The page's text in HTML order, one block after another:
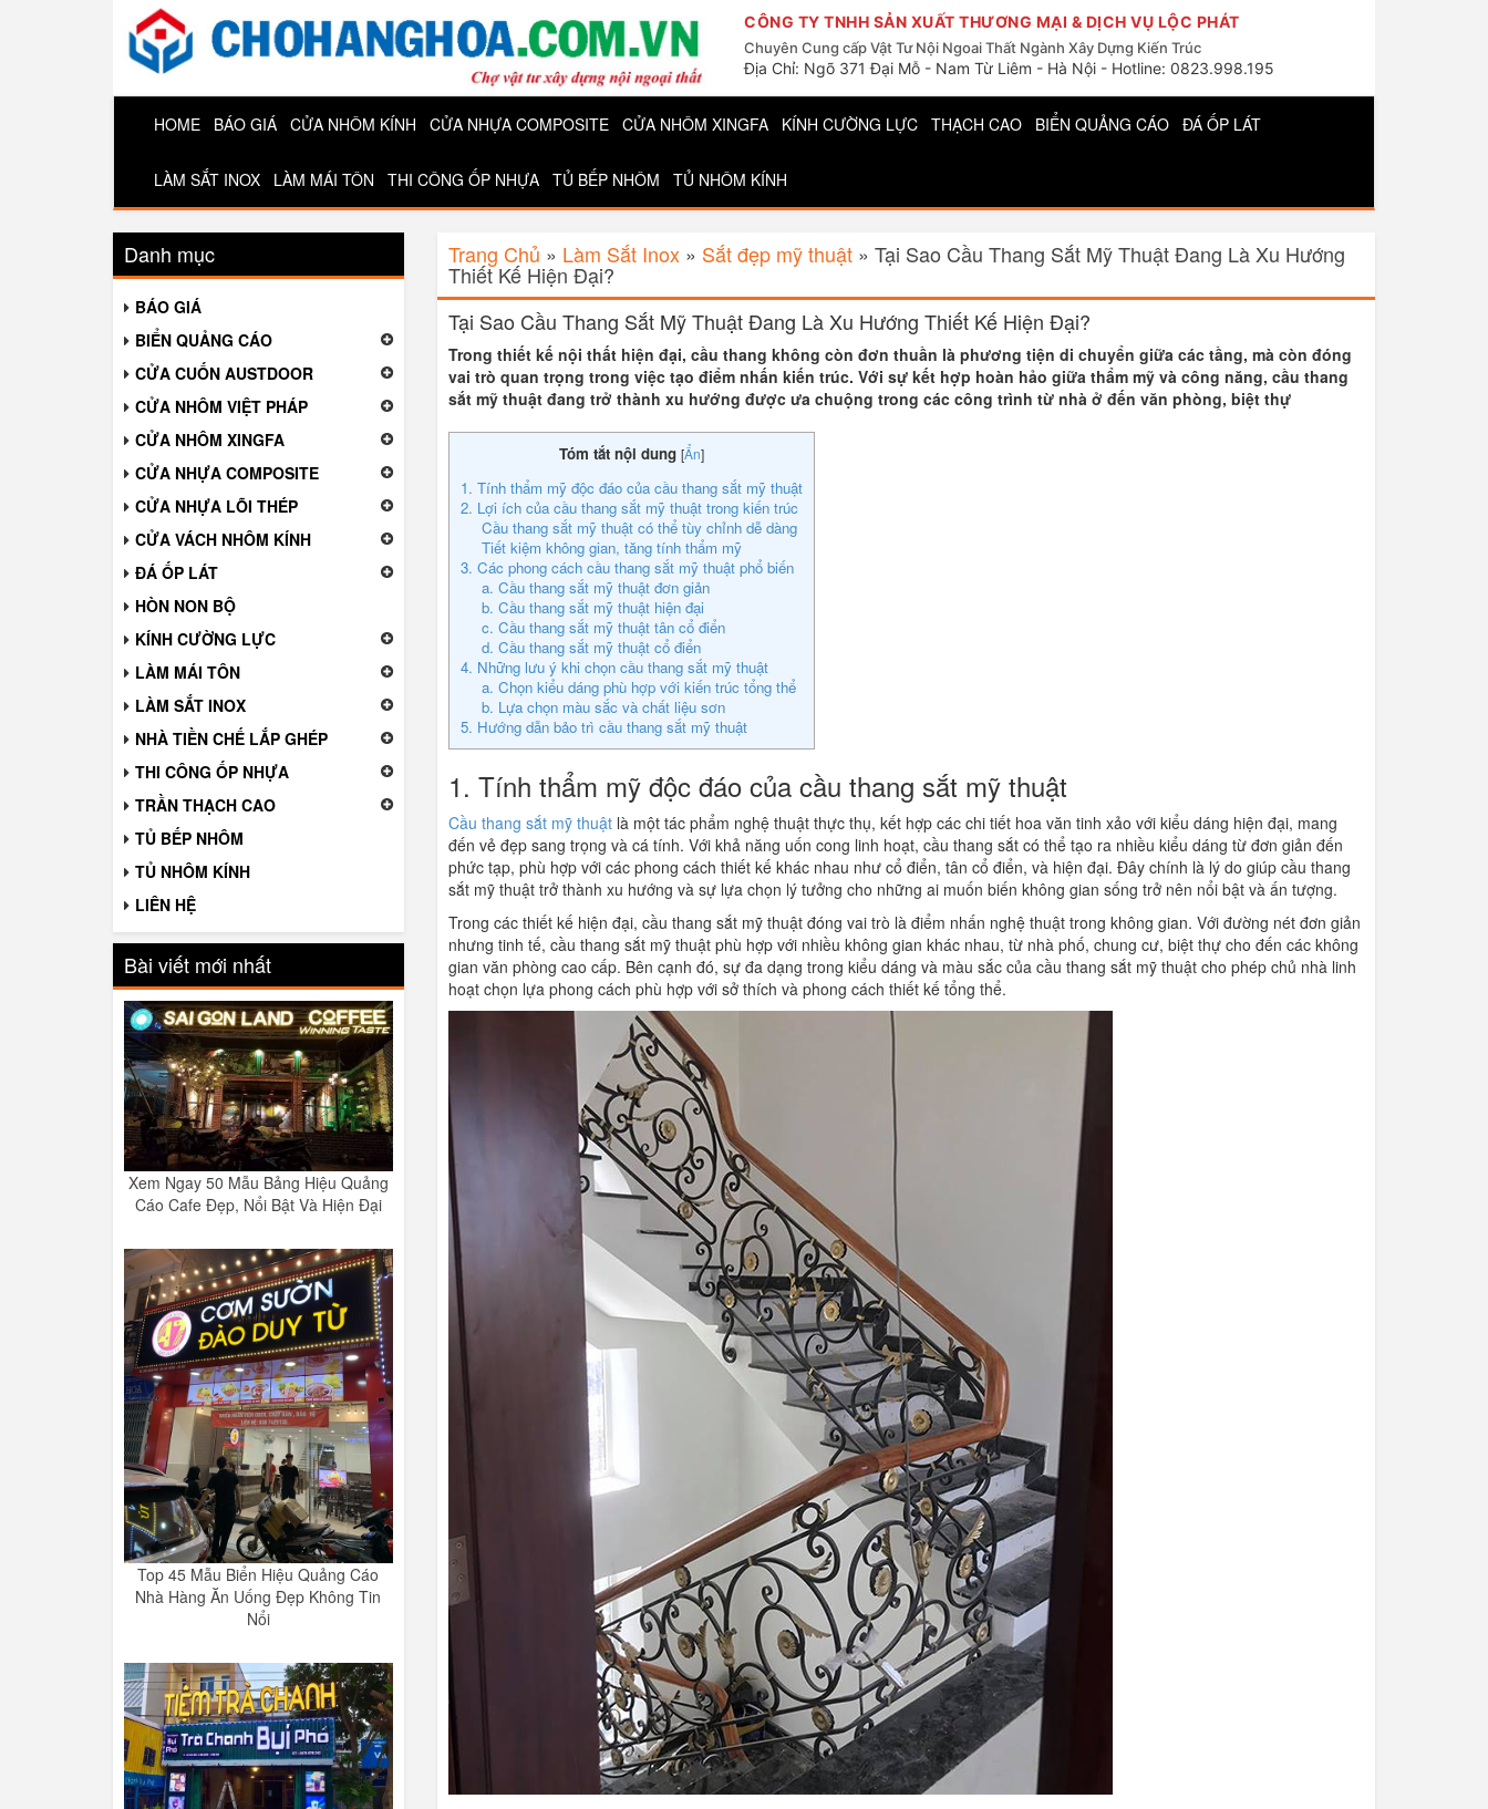
CÔNG TY TNHH SẢN XUẤT THƯƠNG MẠI & DỊCH VỤ LỘC PHÁT
Chuyên Cung cấp Vật Tư Nội Ngoai Thất Ngành Xây Dựng Kiến Trúc
Địa Chỉ: Ngõ 371 Đại Mỗ - Nam Từ Liêm - Hà Nội - Hotline: 0823.998.195
HOME BÁO GIÁ CỬA NHÔM KÍNH CỬA NHỰA COMPOSITE CỬA NHÔM XINGFA KÍNH CƯỜNG LỰC THẠCH CAO BIỂN QUẢNG CÁO ĐÁ ỐP LÁT
LÀM SẮT INOX LÀM MÁI TÔN THI CÔNG ỐP NHỰA TỦ BẾP NHÔM TỦ NHÔM KÍNH
Danh mục
BÁO GIÁ
BIỂN QUẢNG CÁO
CỬA CUỐN AUSTDOOR
CỬA NHÔM VIỆT PHÁP
CỬA NHÔM XINGFA
CỬA NHỰA COMPOSITE
CỬA NHỰA LÕI THÉP
CỬA VÁCH NHÔM KÍNH
ĐÁ ỐP LÁT
HÒN NON BỘ
KÍNH CƯỜNG LỰC
LÀM MÁI TÔN
LÀM SẮT INOX
NHÀ TIỀN CHẾ LẮP GHÉP
THI CÔNG ỐP NHỰA
TRẦN THẠCH CAO
TỦ BẾP NHÔM
TỦ NHÔM KÍNH
LIÊN HỆ
Bài viết mới nhất
Xem Ngay 50 Mẫu Bảng Hiệu Quảng
Cáo Cafe Đẹp, Nổi Bật Và Hiện Đại
Top 45 Mẫu Biển Hiệu Quảng Cáo
Nhà Hàng Ăn Uống Đẹp Không Tin
Nổi
Trang Chủ » Làm Sắt Inox» Sắt đẹp mỹ thuật» Tại Sao Cầu Thang Sắt Mỹ Thuật Đang Là Xu Hướng
Thiết Kế Hiện Đại?
Tại Sao Cầu Thang Sắt Mỹ Thuật Đang Là Xu Hướng Thiết Kế Hiện Đại?
Trong thiết kế nội thất hiện đại, cầu thang không còn đơn thuần là phương tiện di chuyển giữa các tầng, mà còn đóng
vai trò quan trọng trong việc tạo điểm nhấn kiến trúc. Với sự kết hợp hoàn hảo giữa thẩm mỹ và công năng, cầu thang
sắt mỹ thuật đang trở thành xu hướng được ưa chuộng trong các công trình từ nhà ở đến văn phòng, biệt thự
Tóm tắt nội dung [Ẩn]
1. Tính thẩm mỹ độc đáo của cầu thang sắt mỹ thuật
2. Lợi ích của cầu thang sắt mỹ thuật trong kiến trúc
Cầu thang sắt mỹ thuật có thể tùy chỉnh dễ dàng
Tiết kiệm không gian, tăng tính thẩm mỹ
3. Các phong cách cầu thang sắt mỹ thuật phổ biến
a. Cầu thang sắt mỹ thuật đơn giản
b. Cầu thang sắt mỹ thuật hiện đại
c. Cầu thang sắt mỹ thuật tân cổ điển
d. Cầu thang sắt mỹ thuật cổ điển
4. Những lưu ý khi chọn cầu thang sắt mỹ thuật
a. Chọn kiểu dáng phù hợp với kiến trúc tổng thể
b. Lựa chọn màu sắc và chất liệu sơn
5. Hướng dẫn bảo trì cầu thang sắt mỹ thuật
1. Tính thẩm mỹ độc đáo của cầu thang sắt mỹ thuật
Cầu thang sắt mỹ thuậtlà một tác phẩm nghệ thuật thực thụ, kết hợp các chi tiết hoa văn tinh xảo với kiểu dáng hiện đại, mang
đến vẻ đẹp sang trọng và cá tính. Với khả năng uốn cong linh hoạt, cầu thang sắt có thể tạo ra nhiều kiểu dáng từ đơn giản đến
phức tạp, phù hợp với các phong cách thiết kế khác nhau như cổ điển, tân cổ điển, và hiện đại. Đây chính là lý do giúp cầu thang
sắt mỹ thuật trở thành xu hướng và sự lựa chọn lý tưởng cho những ai muốn biến không gian sống trở nên nổi bật và ấn tượng.
Trong các thiết kế hiện đại, cầu thang sắt mỹ thuật đóng vai trò là điểm nhấn nghệ thuật trong không gian. Với đường nét đơn giản
nhưng tinh tế, cầu thang sắt mỹ thuật phù hợp với nhiều không gian khác nhau, từ nhà phố, chung cư, biệt thự cho đến các không
gian văn phòng cao cấp. Bên cạnh đó, sự đa dạng trong kiểu dáng và màu sắc của cầu thang sắt mỹ thuật cho phép chủ nhà linh
hoạt chọn lựa phong cách phù hợp với sở thích và phong cách thiết kế tổng thể.